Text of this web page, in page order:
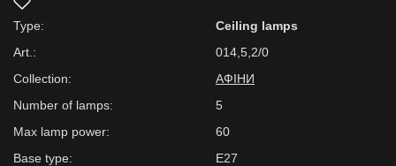
Type:
Ceiling lamps
Art.:
014,5,2/0
Collection:
АФІНИ
Number of lamps:
5
Max lamp power:
60
Base type:
Е27